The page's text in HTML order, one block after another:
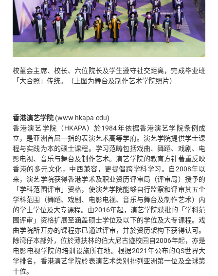
校董会主席、校长、六位院长及学生遵守社交距离，完成毕业班
「大合照」传统。（上图为舞台及制作艺术学院照片）
香港演艺学院 (www.hkapa.edu)
香港演艺学院（HKAPA）於1984年依据香港演艺学院条例成
立，是亚洲首屈一指的表演艺术高等学府。演艺学院提供学士课
程与实践为本的硕士课程。学习范畴包括戏曲、舞蹈、戏剧、电
影电视、音乐与舞台及制作艺术。演艺学院的教育方针著重反映
香港的多元文化，中西兼容，更提倡跨学科学习。自2008年以
来，演艺学院获得香港学术及职业资历评审局（评审局）授予的
「学科范围评审」资格，使演艺学院能够自行监察和评审其五个
学科范围（舞蹈、戏剧、电影电视、音乐与舞台及制作艺术）内
的学士学位及大专课程。由2016年起，演艺学院获批的「学科范
围评审」资格扩展至涵盖硕士学位及以下的学位及大专课程。戏
曲学院所开办的课程亦已通过评审，并於资历架构下获得认可。
除湾仔本部外，位於薄扶林的伯大尼古迹校园自2006年起，亦是
电影电视学院的培训设施所在地。根据2021年公布的QS世界大
学排名，香港演艺学院於表演艺术类别排列亚洲第一位及全球第
十位。